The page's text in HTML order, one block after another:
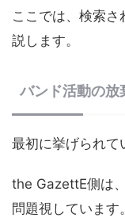
ここでは、検索
説します。
バンド活動の放
最初に挙げられて
the GazettE側は
問題視しています。